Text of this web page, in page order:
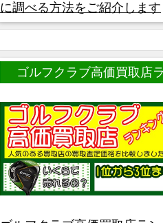
に調べる方法をご紹介します
ゴルフクラブ高価買取店